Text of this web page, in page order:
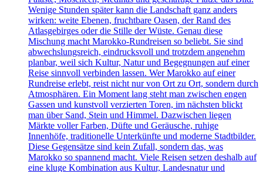
Wenige Stunden später kann die Landschaft ganz anders
wirken: weite Ebenen, fruchtbare Oasen, der Rand des
Atlasgebirges oder die Stille der Wüste. Genau diese
Mischung macht Marokko-Rundreisen so beliebt. Sie sind
abwechslungsreich, eindrucksvoll und trotzdem angenehm
planbar, weil sich Kultur, Natur und Begegnungen auf einer
Reise sinnvoll verbinden lassen. Wer Marokko auf einer
Rundreise erlebt, reist nicht nur von Ort zu Ort, sondern durch
Atmosphären. Ein Moment lang steht man zwischen engen
Gassen und kunstvoll verzierten Toren, im nächsten blickt
man über Sand, Stein und Himmel. Dazwischen liegen
Märkte voller Farben, Düfte und Geräusche, ruhige
Innenhöfe, traditionelle Unterkünfte und moderne Stadtbilder.
Diese Gegensätze sind kein Zufall, sondern das, was
Marokko so spannend macht. Viele Reisen setzen deshalb auf
eine kluge Kombination aus Kultur, Landesnatur und